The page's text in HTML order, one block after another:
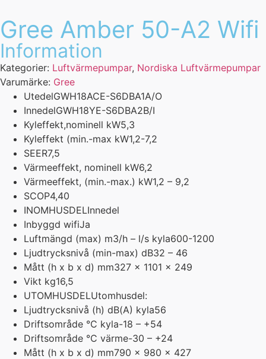
Gree Amber 50-A2 Wifi
Information
Kategorier: Luftvärmepumpar, Nordiska Luftvärmepumpar
Varumärke: Gree
UtedelGWH18ACE-S6DBA1A/O
InnedelGWH18YE-S6DBA2B/I
Kyleffekt,nominell kW5,3
Kyleffekt (min.-max kW1,2-7,2
SEER7,5
Värmeeffekt, nominell kW6,2
Värmeeffekt, (min.-max.) kW1,2 – 9,2
SCOP4,40
INOMHUSDELInnedel
Inbyggd wifiJa
Luftmängd (max) m3/h – l/s kyla600-1200
Ljudtrycksnivå (min-max) dB32 – 46
Mått (h x b x d) mm327 x 1101 x 249
Vikt kg16,5
UTOMHUSDELUtomhusdel:
Ljudtrycksnivå (h) dB(A) kyla56
Driftsområde °C kyla-18 – +54
Driftsområde °C värme-30 – +24
Mått (h x b x d) mm790 x 980 x 427